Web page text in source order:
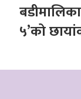
५’को